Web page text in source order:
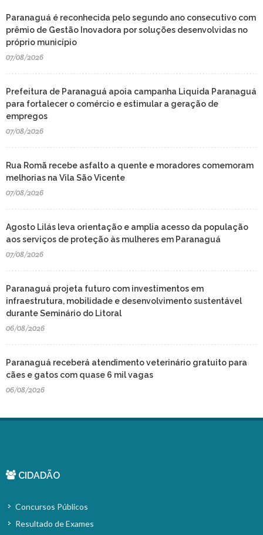
Paranaguá é reconhecida pelo segundo ano consecutivo com
prêmio de Gestão Inovadora por soluções desenvolvidas no
próprio município
07/08/2026
Prefeitura de Paranaguá apoia campanha Liquida Paranaguá
para fortalecer o comércio e estimular a geração de
empregos
07/08/2026
Rua Romã recebe asfalto a quente e moradores comemoram
melhorias na Vila São Vicente
07/08/2026
Agosto Lilás leva orientação e amplia acesso da população
aos serviços de proteção às mulheres em Paranaguá
07/08/2026
Paranaguá projeta futuro com investimentos em
infraestrutura, mobilidade e desenvolvimento sustentável
durante Seminário do Litoral
06/08/2026
Paranaguá receberá atendimento veterinário gratuito para
cães e gatos com quase 6 mil vagas
06/08/2026
CIDADÃO
Concursos Públicos
Resultado de Exames